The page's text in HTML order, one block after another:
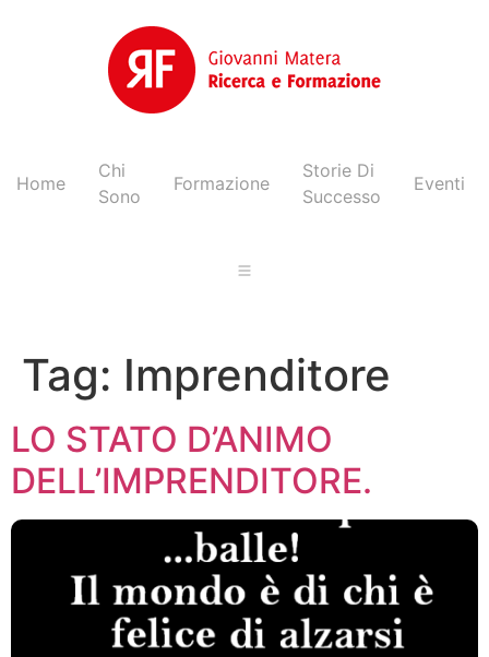
Home
Chi
Sono
Formazione
Storie Di
Successo
Eventi
Tag: Imprenditore
LO STATO D’ANIMO
DELL’IMPRENDITORE.